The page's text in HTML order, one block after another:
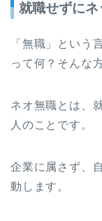
就職せずに
「無職」という
って何？そんな
ネオ無職とは、
人のことです。
企業に属さず、
動します。